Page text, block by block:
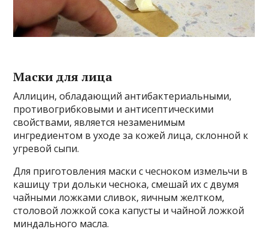
Маски для лица
Аллицин, обладающий антибактериальными,
противогрибковыми и антисептическими
свойствами, является незаменимым
ингредиентом в уходе за кожей лица, склонной к
угревой сыпи.
Для приготовления маски с чесноком измельчи в
кашицу три дольки чеснока, смешай их с двумя
чайными ложками сливок, яичным желтком,
столовой ложкой сока капусты и чайной ложкой
миндального масла.